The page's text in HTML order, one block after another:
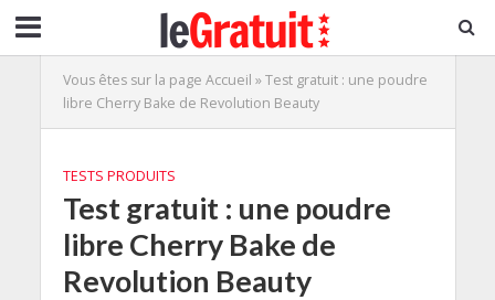
Vous êtes sur la page Accueil »Test gratuit : une poudre
libre Cherry Bake de Revolution Beauty
TESTS PRODUITS
Test gratuit : une poudre
libre Cherry Bake de
Revolution Beauty